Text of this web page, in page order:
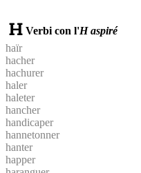
Verbi con l'H aspiré
haïr
hacher
hachurer
haler
haleter
hancher
handicaper
hannetonner
hanter
happer